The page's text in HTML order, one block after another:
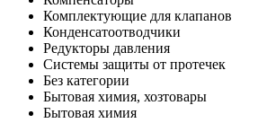
Комплектующие для клапанов
Конденсатоотводчики
Редукторы давления
Системы защиты от протечек
Без категории
Бытовая химия, хозтовары
Бытовая химия